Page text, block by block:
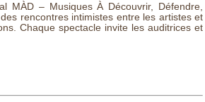
MÀD – Musiques À Découvrir, Défendre,
rencontres intimistes entre les artistes et
Chaque spectacle invite les auditrices et